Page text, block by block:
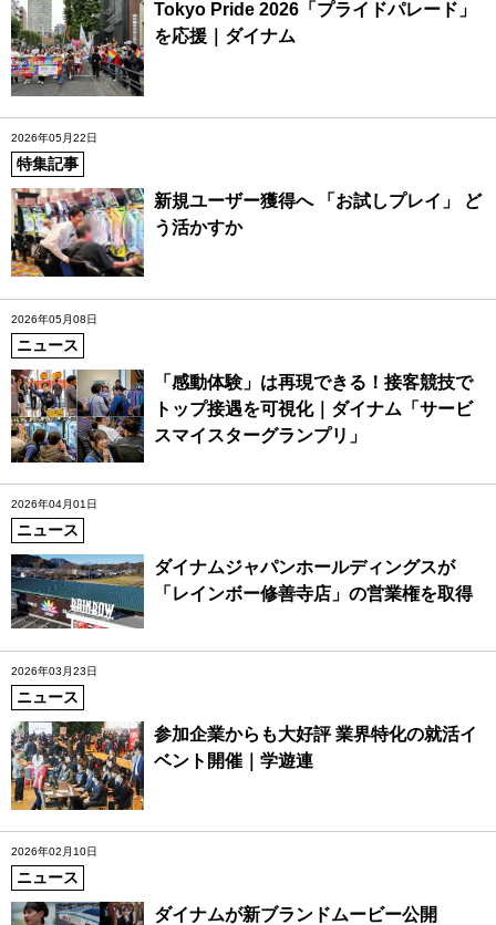
Tokyo Pride 2026「プライドパレード」
を応援｜ダイナム
2026年05月22日
特集記事
新規ユーザー獲得へ 「お試しプレイ」 ど
う活かすか
2026年05月08日
ニュース
「感動体験」は再現できる！接客競技で
トップ接遇を可視化｜ダイナム「サービ
スマイスターグランプリ」
2026年04月01日
ニュース
ダイナムジャパンホールディングスが
「レインボー修善寺店」の営業権を取得
2026年03月23日
ニュース
参加企業からも大好評 業界特化の就活イ
ベント開催｜学遊連
2026年02月10日
ニュース
ダイナムが新ブランドムービー公開